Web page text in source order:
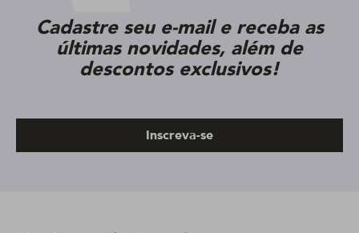
Cadastre seu e-mail e receba as
últimas novidades, além de
descontos exclusivos!
Inscreva-se